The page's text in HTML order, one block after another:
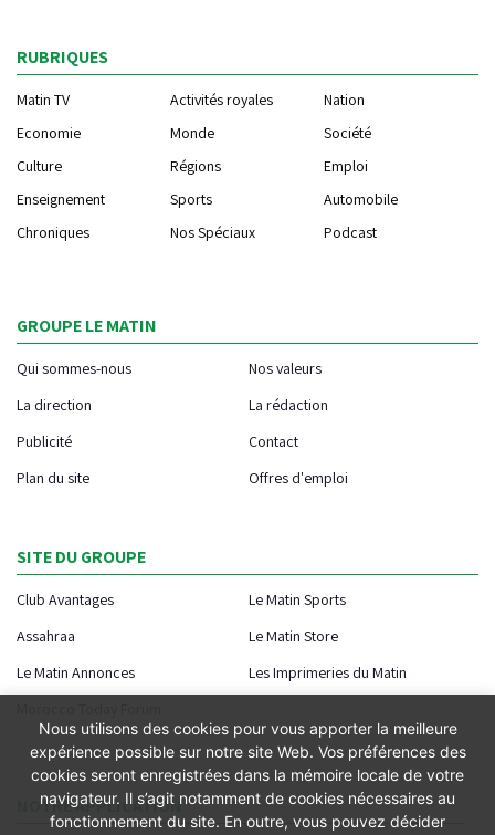
RUBRIQUES
Matin TV Activités royales
Nation
Economie
Monde
Société
Culture
Régions
Emploi
Enseignement
Sports
Automobile
Chroniques
Nos Spéciaux Podcast
GROUPE LE MATIN
Qui sommes-nous
Nos valeurs
La direction
La rédaction
Publicité
Contact
Plan du site
Offres d'emploi
SITE DU GROUPE
Club Avantages
Le Matin Sports
Assahraa
Le Matin Store
Le Matin Annonces
Les Imprimeries du Matin
NOTRE APPLICATION
Nous utilisons des cookies pour vous apporter la meilleure
expérience possible sur notre site Web. Vos préférences des
cookies seront enregistrées dans la mémoire locale de votre
navigateur. Il s’agit notamment de cookies nécessaires au
fonctionnement du site. En outre, vous pouvez décider